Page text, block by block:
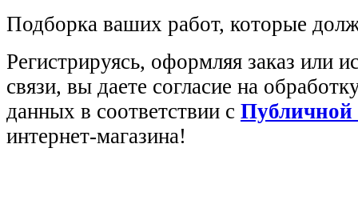
Подборка ваших работ, которые
Регистрируясь, оформляя заказ или
связи, вы даете согласие на
данных в соответствии с Публичной
интернет-магазина!